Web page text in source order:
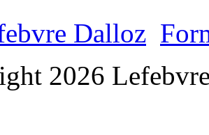
Dalloz
2026